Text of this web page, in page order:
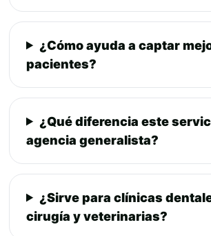
¿Cómo ayuda a captar
pacientes?
¿Qué diferencia este
agencia generalista?
¿Sirve para clínicas
cirugía y veterinarias?